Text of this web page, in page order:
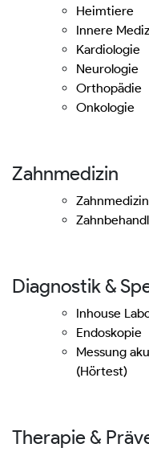
Heimtiere
Innere
Kardiologie
Neurologie
Orthopädie
Onkologie
Zahnmedizin
Diagnostik &
Inhouse
Endoskopie
Messung
(Hörtest)
Therapie &